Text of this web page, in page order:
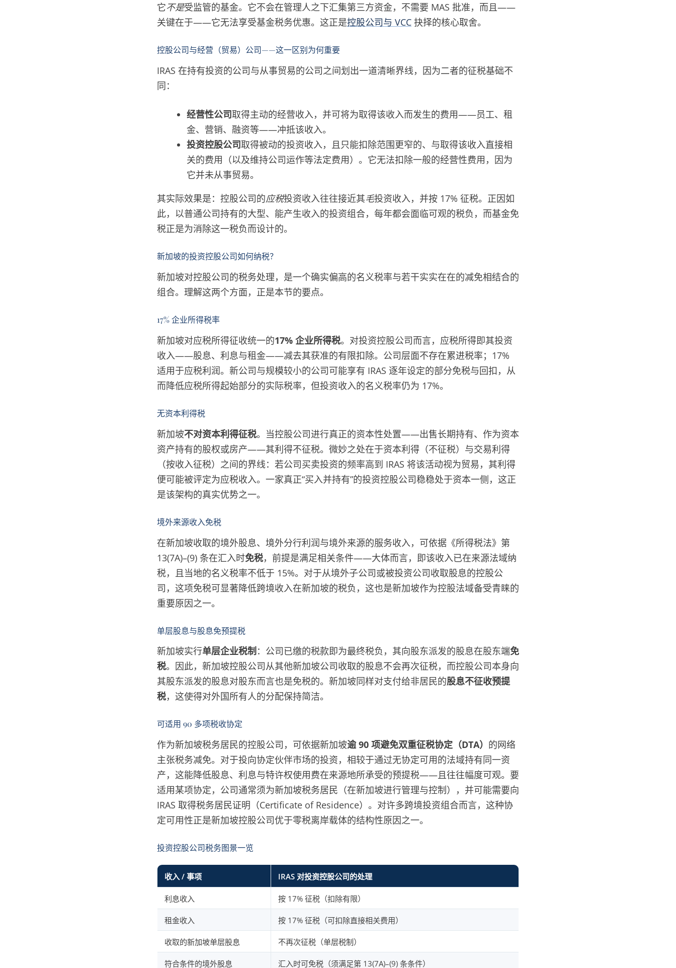
它不是受监管的基金。它不会在管理人之下汇集第三方资金，不需要 MAS 批准，而且——
关键在于——它无法享受基金税务优惠。这正是控股公司与 VCC 抉择的核心取舍。
控股公司与经营（贸易）公司——这一区别为何重要
IRAS 在持有投资的公司与从事贸易的公司之间划出一道清晰界线，因为二者的征税基础不
同：
经营性公司取得主动的经营收入，并可将为取得该收入而发生的费用——员工、租
金、营销、融资等——冲抵该收入。
投资控股公司取得被动的投资收入，且只能扣除范围更窄的、与取得该收入直接相
关的费用（以及维持公司运作等法定费用）。它无法扣除一般的经营性费用，因为
它并未从事贸易。
其实际效果是：控股公司的应税投资收入往往接近其毛投资收入，并按 17% 征税。正因如
此，以普通公司持有的大型、能产生收入的投资组合，每年都会面临可观的税负，而基金免
税正是为消除这一税负而设计的。
新加坡的投资控股公司如何纳税？
新加坡对控股公司的税务处理，是一个确实偏高的名义税率与若干实实在在的减免相结合的
组合。理解这两个方面，正是本节的要点。
17% 企业所得税率
新加坡对应税所得征收统一的17% 企业所得税。对投资控股公司而言，应税所得即其投资
收入——股息、利息与租金——减去其获准的有限扣除。公司层面不存在累进税率；17%
适用于应税利润。新公司与规模较小的公司可能享有 IRAS 逐年设定的部分免税与回扣，从
而降低应税所得起始部分的实际税率，但投资收入的名义税率仍为 17%。
无资本利得税
新加坡不对资本利得征税。当控股公司进行真正的资本性处置——出售长期持有、作为资本
资产持有的股权或房产——其利得不征税。微妙之处在于资本利得（不征税）与交易利得
（按收入征税）之间的界线：若公司买卖投资的频率高到 IRAS 将该活动视为贸易，其利得
便可能被评定为应税收入。一家真正“买入并持有”的投资控股公司稳稳处于资本一侧，这正
是该架构的真实优势之一。
境外来源收入免税
在新加坡收取的境外股息、境外分行利润与境外来源的服务收入，可依据《所得税法》第
13(7A)–(9) 条在汇入时免税，前提是满足相关条件——大体而言，即该收入已在来源法域纳
税，且当地的名义税率不低于 15%。对于从境外子公司或被投资公司收取股息的控股公
司，这项免税可显著降低跨境收入在新加坡的税负，这也是新加坡作为控股法域备受青睐的
重要原因之一。
单层股息与股息免预提税
新加坡实行单层企业税制 ：公司已缴的税款即为最终税负，其向股东派发的股息在股东端免
税。因此，新加坡控股公司从其他新加坡公司收取的股息不会再次征税，而控股公司本身向
其股东派发的股息对股东而言也是免税的。新加坡同样对支付给非居民的股息不征收预提
税，这使得对外国所有人的分配保持简洁。
可适用 90 多项税收协定
作为新加坡税务居民的控股公司，可依据新加坡逾 90 项避免双重征税协定（DTA） 的网络
主张税务减免。对于投向协定伙伴市场的投资，相较于通过无协定可用的法域持有同一资
产，这能降低股息、利息与特许权使用费在来源地所承受的预提税——且往往幅度可观。要
适用某项协定，公司通常须为新加坡税务居民（在新加坡进行管理与控制），并可能需要向
IRAS 取得税务居民证明（Certificate of Residence）。对许多跨境投资组合而言，这种协
定可用性正是新加坡控股公司优于零税离岸载体的结构性原因之一。
投资控股公司税务图景一览
收入 / 事项 IRAS 对投资控股公司的处理
利息收入 按 17% 征税（扣除有限）
租金收入 按 17% 征税（可扣除直接相关费用）
收取的新加坡单层股息 不再次征税（单层税制）
符合条件的境外股息 汇入时可免税（须满足第 13(7A)–(9) 条条件）